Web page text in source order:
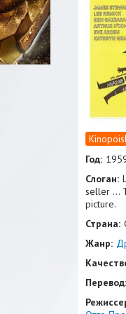
Год:
Слоган:
seller ...
picture.
Страна:
Жанр:
Перевод: